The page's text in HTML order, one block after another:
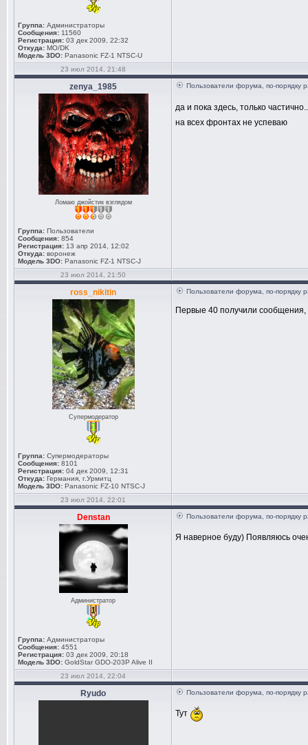
Группа: Администраторы
Сообщения: 11560
Регистрация: 03 дек 2009, 22:32
Откуда: MO/DK
Модель 3DO: Panasonic FZ-1 NTSC-U
23 июл 2014, 21:48
zenya_1985
Ломаю джойстик взглядом
Группа: Пользователи
Сообщения: 854
Регистрация: 13 апр 2014, 12:02
Откуда: воронеж
Модель 3DO: Panasonic FZ-1 NTSC-J
Пользователи форума, по-порядку
да и пока здесь, только
на всех фронтах не успеваю
23 июл 2014, 21:50
ross_nikitin
Супермодератор
Группа: Супермодераторы
Сообщения: 8101
Регистрация: 04 дек 2009, 12:31
Откуда: Германия, г.Урмитц
Модель 3DO: Panasonic FZ-10 NTSC-J
Пользователи форума, по-порядку
Первые 40 получили
23 июл 2014, 22:01
Denstan
Администратор
Группа: Администраторы
Сообщения: 4551
Регистрация: 03 дек 2009, 20:18
Модель 3DO: GoldStar GDO-203P Alive II
Пользователи форума, по-порядку
Я наверное буду) Появляюсь
23 июл 2014, 22:04
Ryudo Пользователи форума, по-порядку
Тут